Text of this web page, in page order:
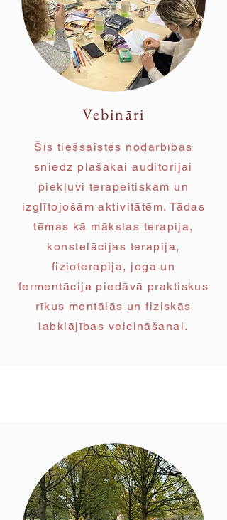
Vebināri
Šīs tiešsaistes nodarbības
sniedz plašākai auditorijai
piekļuvi terapeitiskām un
izglītojošām aktivitātēm. Tādas
tēmas kā mākslas terapija,
konstelācijas terapija,
fizioterapija, joga un
fermentācija piedāvā praktiskus
rīkus mentālās un fiziskās
labklājības veicināšanai.